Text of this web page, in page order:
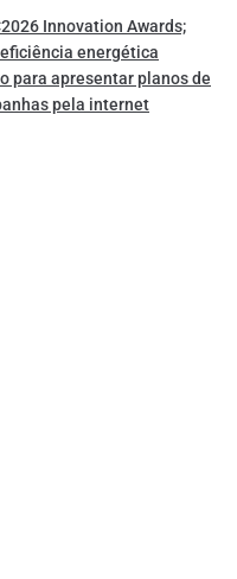
Innovation Awards;
energética
para apresentar planos de
pela internet